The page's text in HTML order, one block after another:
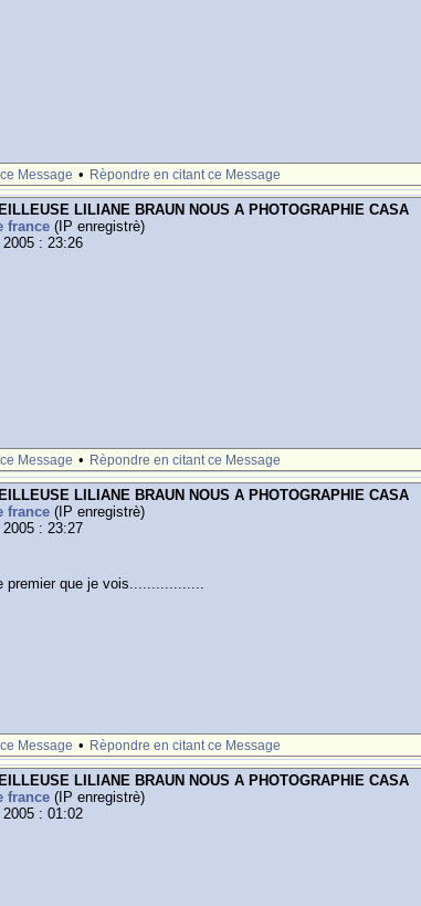
Message • Rèpondre en citant ce Message
LILIANE BRAUN NOUS A PHOTOGRAPHIE CASA
france (IP enregistrè)
: 23:26
Message • Rèpondre en citant ce Message
LILIANE BRAUN NOUS A PHOTOGRAPHIE CASA
france (IP enregistrè)
: 23:27
premier que je vois.................
Message • Rèpondre en citant ce Message
LILIANE BRAUN NOUS A PHOTOGRAPHIE CASA
france (IP enregistrè)
: 01:02